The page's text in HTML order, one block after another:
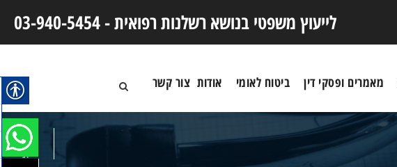
לייעוץ משפטי בנושא רשלנות רפואית -03-940-5454
מאמרים ופסקי דין ביטוח לאומי אודות צור קשר
23
יונ